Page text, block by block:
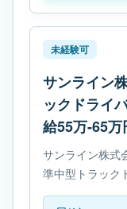
未経験可
サンライン
ックドライ
給55万-65万
サンライン株式
準中型トラック
トラックです。